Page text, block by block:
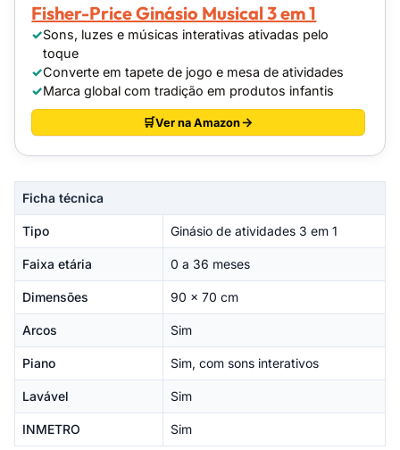
Fisher-Price Ginásio Musical 3 em 1
Sons, luzes e músicas interativas ativadas pelo
toque
Converte em tapete de jogo e mesa de atividades
Marca global com tradição em produtos infantis
Ver na Amazon
Ficha técnica
Tipo Ginásio de atividades 3 em 1
Faixa etária 0 a 36 meses
Dimensões 90 x 70 cm
Arcos Sim
Piano Sim, com sons interativos
Lavável Sim
INMETRO Sim